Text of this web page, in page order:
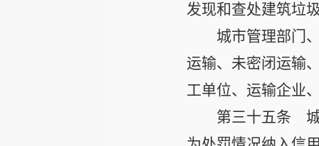
发现和查处建筑垃
城市管理部门
运输、未密闭运输
工单位、运输企业
第三十五条 城